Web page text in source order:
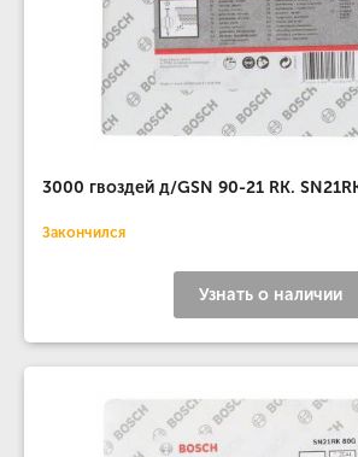
3000 гвоздей д/GSN 90-21 RK.
Закончился
Узнать о наличии